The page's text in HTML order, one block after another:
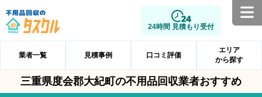
24時間 見積もり受付
業者一覧 見積事例 口コミ評価
エリア
から探す
三重県度会郡大紀町の不用品回収業者おすすめ